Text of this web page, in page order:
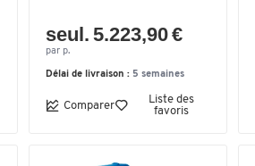
seul. 5.223,90 €
par p.
Délai de livraison : 5 semaines
Comparer
Liste des
favoris